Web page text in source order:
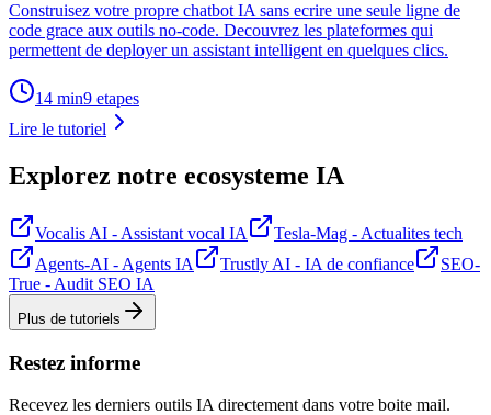
Construisez votre propre chatbot IA sans ecrire une seule ligne de
code grace aux outils no-code. Decouvrez les plateformes qui
permettent de deployer un assistant intelligent en quelques clics.
14 min9 etapes
Lire le tutoriel
Explorez notre ecosysteme IA
Vocalis AI - Assistant vocal IA
Tesla-Mag - Actualites tech
Agents-AI - Agents IA
Trustly AI - IA de confiance
SEO-
True - Audit SEO IA
Plus de tutoriels
Restez informe
Recevez les derniers outils IA directement dans votre boite mail.